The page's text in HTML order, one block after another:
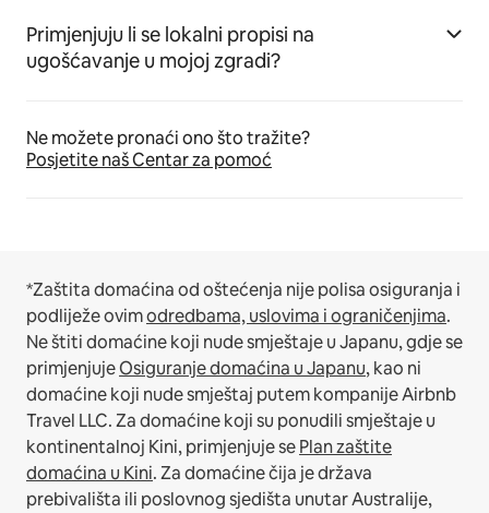
Primjenjuju li se lokalni propisi na
ugošćavanje u mojoj zgradi?
Ne možete pronaći ono što tražite?
Posjetite naš Centar za pomoć
*Zaštita domaćina od oštećenja nije polisa osiguranja i
podliježe ovimodredbama, uslovima i ograničenjima.
Ne štiti domaćine koji nude smještaje u Japanu, gdje se
primjenjujeOsiguranje domaćina u Japanu, kao ni
domaćine koji nude smještaj putem kompanije Airbnb
Travel LLC.Za domaćine koji su ponudili smještaje u
kontinentalnoj Kini, primjenjuje sePlan zaštite
domaćina u Kini.Za domaćine čija je država
prebivališta ili poslovnog sjedišta unutar Australije,